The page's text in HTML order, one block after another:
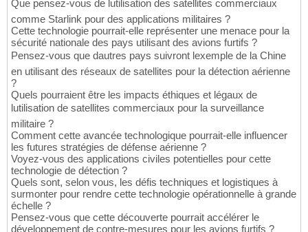
Que pensez-vous de lutilisation des satellites commerciaux
comme Starlink pour des applications militaires ?
Cette technologie pourrait-elle représenter une menace pour la
sécurité nationale des pays utilisant des avions furtifs ?
Pensez-vous que dautres pays suivront lexemple de la Chine
en utilisant des réseaux de satellites pour la détection aérienne
?
Quels pourraient être les impacts éthiques et légaux de
lutilisation de satellites commerciaux pour la surveillance
militaire ?
Comment cette avancée technologique pourrait-elle influencer
les futures stratégies de défense aérienne ?
Voyez-vous des applications civiles potentielles pour cette
technologie de détection ?
Quels sont, selon vous, les défis techniques et logistiques à
surmonter pour rendre cette technologie opérationnelle à grande
échelle ?
Pensez-vous que cette découverte pourrait accélérer le
développement de contre-mesures pour les avions furtifs ?